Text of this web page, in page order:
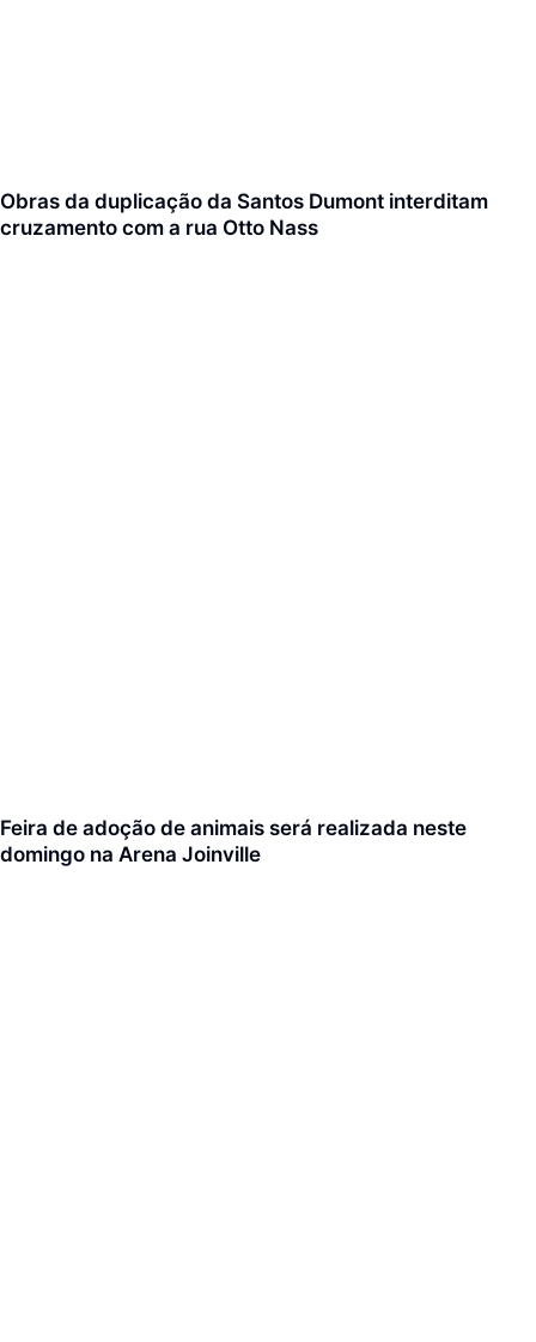
Obras da duplicação da Santos Dumont interditam
cruzamento com a rua Otto Nass
Feira de adoção de animais será realizada neste
domingo na Arena Joinville